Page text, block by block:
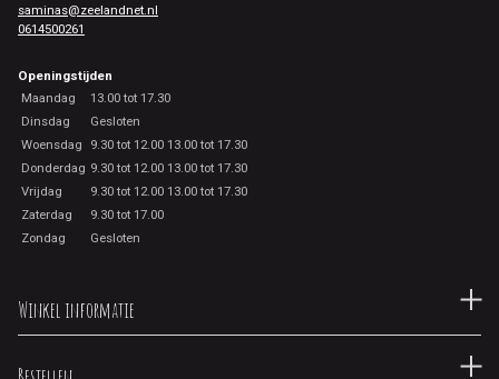
saminas@zeelandnet.nl
0614500261
Openingstijden
Maandag
13.00 tot 17.30
Dinsdag
Gesloten
Woensdag
9.30 tot 12.00 13.00 tot 17.30
Donderdag 9.30 tot 12.00 13.00 tot 17.30
Vrijdag
9.30 tot 12.00 13.00 tot 17.30
Zaterdag
9.30 tot 17.00
Zondag
Gesloten
Winkel informatie